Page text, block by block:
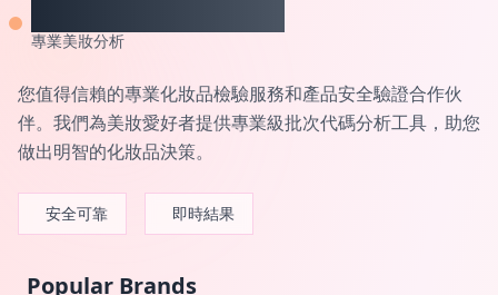
專業美妝分析
您值得信賴的專業化妝品檢驗服務和產品安全驗證合作伙
伴。我們為美妝愛好者提供專業級批次代碼分析工具，助您
做出明智的化妝品決策。
安全可靠 即時結果
Popular Brands